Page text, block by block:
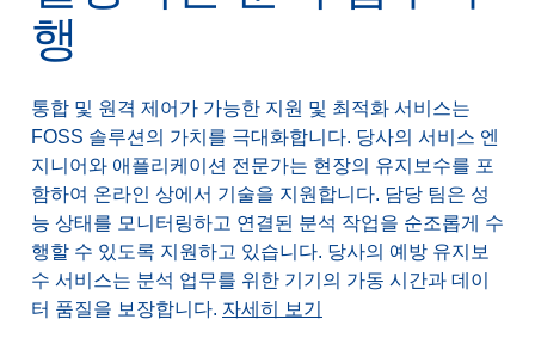
행
통합 및 원격 제어가 가능한 지원 및 최적화 서비스는
FOSS 솔루션의 가치를 극대화합니다. 당사의 서비스 엔
지니어와 애플리케이션 전문가는 현장의 유지보수를 포
함하여 온라인 상에서 기술을 지원합니다. 담당 팀은 성
능 상태를 모니터링하고 연결된 분석 작업을 순조롭게 수
행할 수 있도록 지원하고 있습니다. 당사의 예방 유지보
수 서비스는 분석 업무를 위한 기기의 가동 시간과 데이
터 품질을 보장합니다. 자세히 보기